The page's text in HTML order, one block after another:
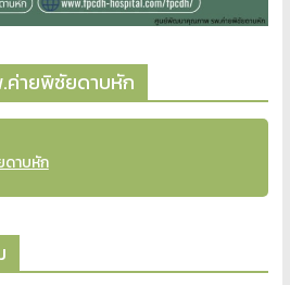
ค่ายพิชัยดาบหัก
ดาบหัก